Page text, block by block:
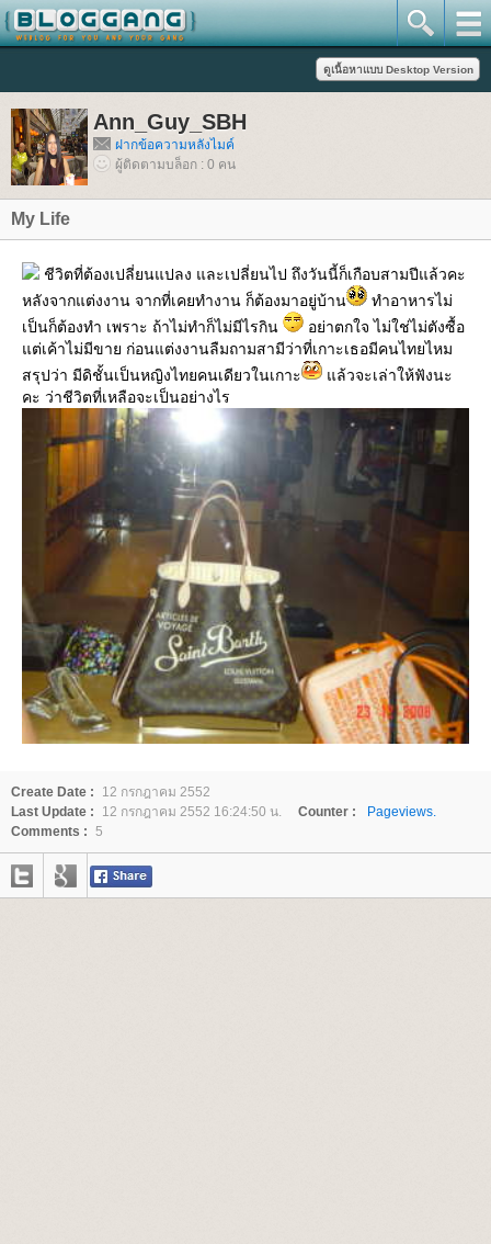
Ann_Guy_SBH
ฝากข้อความหลังไมค์
ผู้ติดตามบล็อก : 0 คน
My Life
ชีวิตที่ต้องเปลี่ยนแปลง และเปลี่ยนไป ถึงวันนี้ก็เกือบสามปีแล้วคะ
หลังจากแต่งงาน จากที่เคยทำงาน ก็ต้องมาอยู่บ้าน
ทำอาหารไม่
เป็นก็ต้องทำ เพราะ ถ้าไม่ทำก็ไม่มีไรกิน
อย่าตกใจ ไม่ใช่ไม่ตังซื้อ
ต่เค้าไม่มีขาย ก่อนแต่งงานลืมถามสามีว่าที่เกาะเธอมีคนไทยไหม
สรุปว่า มีดิชั้นเป็นหญิงไทยคนเดียวในเกาะ
ล้วจะเล่าให้ฟังนะ
คะ ว่าชีวิตที่เหลือจะเป็นอย่างไร
Create Date :
12 กรกฎาคม 2552
Last Update :
12 กรกฎาคม 2552 16:24:50 น. Counter :
Pageviews.
Comments : 5